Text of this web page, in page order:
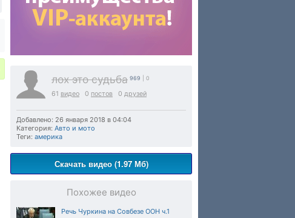
лох это судьба 969 | 0
61 видео 0 постов 0 друзей
Добавлено: 26 января 2018 в 04:04
Категория: Авто и мото
Теги: америка
Скачать видео (1.97 Мб)
Похожее видео
Речь Чуркина на Совбезе ООН ч.1